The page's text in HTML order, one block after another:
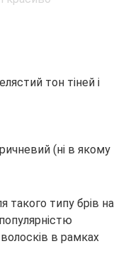
тон тіней і
(ні в якому
такого типу брів на
в рамках